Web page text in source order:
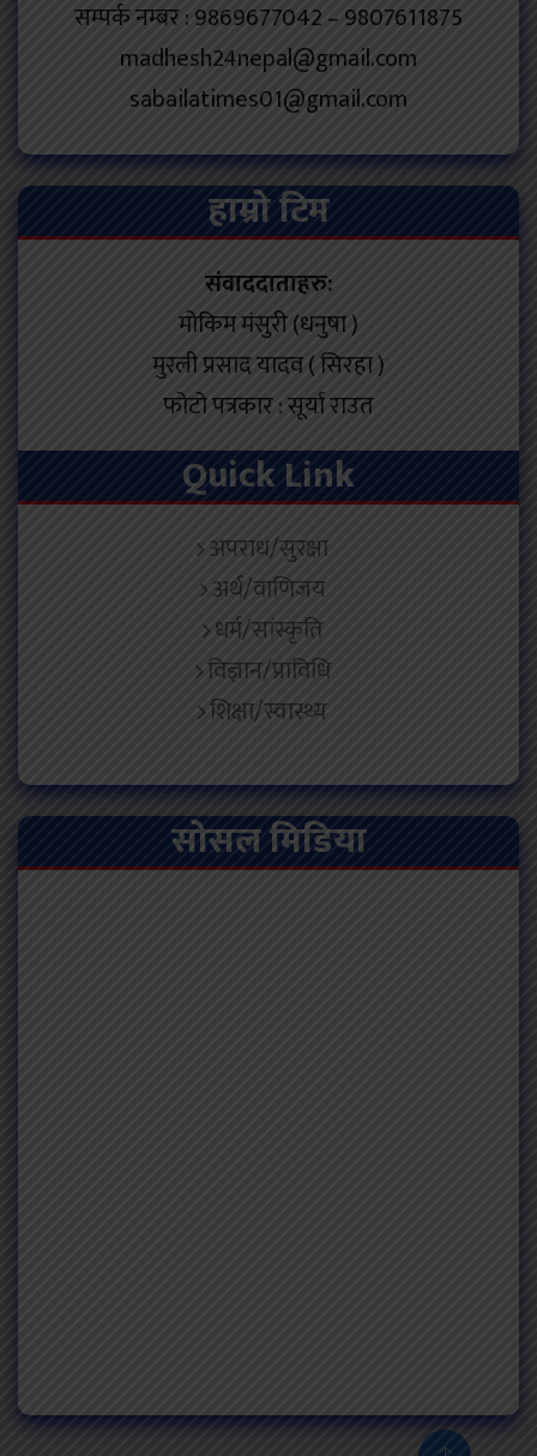
सम्पर्क नम्बर : 9869677042 – 9807611875
madhesh24nepal@gmail.com
sabailatimes01@gmail.com
हाम्रो टिम
संवाददाताहरु:
मोकिम मंसुरी (धनुषा )
मुरली प्रसाद यादव ( सिरहा )
फोटो पत्रकार : सूर्या राउत
Quick Link
अपराध/सुरक्षा
अर्थ/वाणिजय
धर्म/सांस्कृति
विज्ञान/प्राविधि
शिक्षा/स्वास्थ्य
सोसल मिडिया